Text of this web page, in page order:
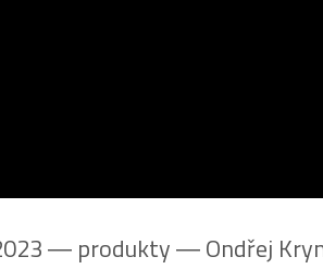
― produkty ―Ondřej